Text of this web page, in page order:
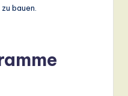
bauen.